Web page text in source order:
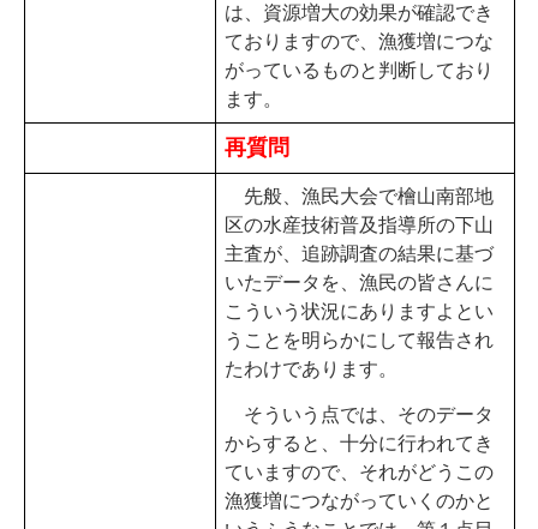
は、資源増大の効果が確認でき
ておりますので、漁獲増につな
がっているものと判断しており
ます。
再質問
先般、漁民大会で檜山南部地
区の水産技術普及指導所の下山
主査が、追跡調査の結果に基づ
いたデータを、漁民の皆さんに
こういう状況にありますよとい
うことを明らかにして報告され
たわけであります。
そういう点では、そのデータ
からすると、十分に行われてき
ていますので、それがどうこの
漁獲増につながっていくのかと